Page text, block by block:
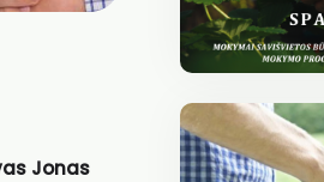
Jonas